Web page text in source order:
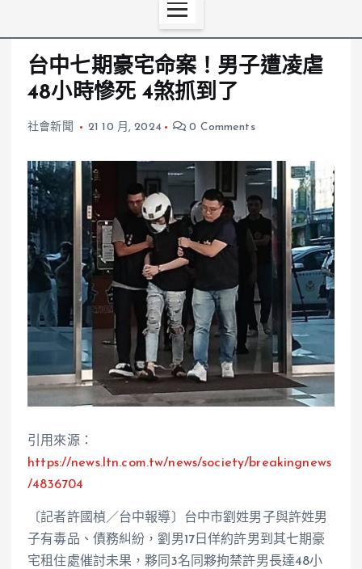
台中七期豪宅命案！男子遭凌虐
48小時慘死 4煞抓到了
社會新聞 21 10 月, 2024 0 Comments
引用來源：
https://news.ltn.com.tw/news/society/breakingnews
/4836704
〔記者許國楨／台中報導〕台中市劉姓男子與許姓男
子有毒品、債務糾紛，劉男17日佯約許男到其七期豪
宅租住處催討未果，夥同3名同夥拘禁許男長達48小